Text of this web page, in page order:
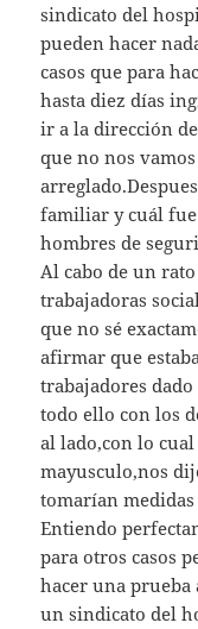
sindicato del
pueden hacer
casos que para
hasta diez días
ir a la dirección
que no nos
familiar y cuál
hombres de
Al cabo de un
trabajadoras
que no sé
afirmar que
trabajadores
todo ello con los
al lado,con lo
mayusculo,nos
tomarían
Entiendo
para otros casos
hacer una prueba
un sindicato del